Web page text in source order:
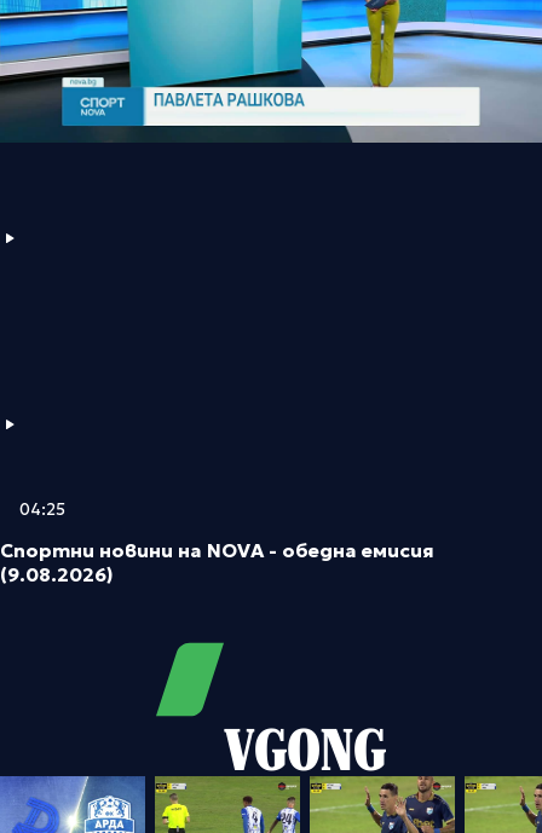
04:25
Спортни новини на NOVA - обедна емисия
(9.08.2026)
VGONG